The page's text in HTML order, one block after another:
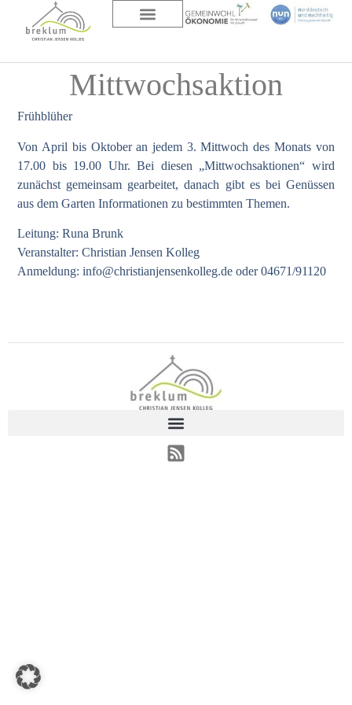
Mittwochsaktion
Frühblüher
Von April bis Oktober an jedem 3. Mittwoch des Monats von
17.00 bis 19.00 Uhr. Bei diesen „Mittwochsaktionen“ wird
zunächst gemeinsam gearbeitet, danach gibt es bei Genüssen
aus dem Garten Informationen zu bestimmten Themen.
Leitung: Runa Brunk
Veranstalter: Christian Jensen Kolleg
Anmeldung:info@christianjensenkolleg.de oder 04671/91120